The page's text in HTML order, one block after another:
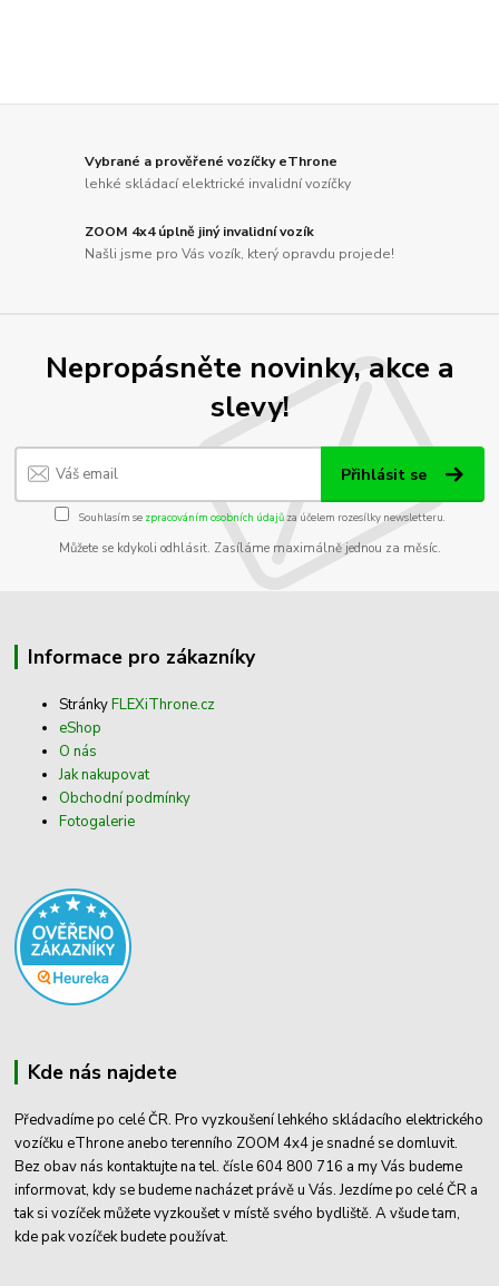
Vybrané a prověřené vozíčky eThrone
lehké skládací elektrické invalidní vozíčky
ZOOM 4x4 úplně jiný invalidní vozík
Našli jsme pro Vás vozík, který opravdu projede!
Nepropásněte novinky, akce a
slevy!
Přihlásit se
Souhlasím se zpracováním osobních údajůza účelem rozesílky newsletteru.
Můžete se kdykoli odhlásit. Zasíláme maximálně jednou za měsíc.
Informace pro zákazníky
StránkyFLEXiThrone.cz
eShop
O nás
Jak nakupovat
Obchodní podmínky
Fotogalerie
Kde nás najdete
Předvadíme po celé ČR. Pro vyzkoušení lehkého skládacího elektrického
vozíčku eThrone anebo terenního ZOOM 4x4 je snadné se domluvit.
Bez obav nás kontaktujte na tel. čísle 604 800 716 a my Vás budeme
informovat, kdy se budeme nacházet právě u Vás. Jezdíme po celé ČR a
tak si vozíček můžete vyzkoušet v místě svého bydliště. A všude tam,
kde pak vozíček budete používat.